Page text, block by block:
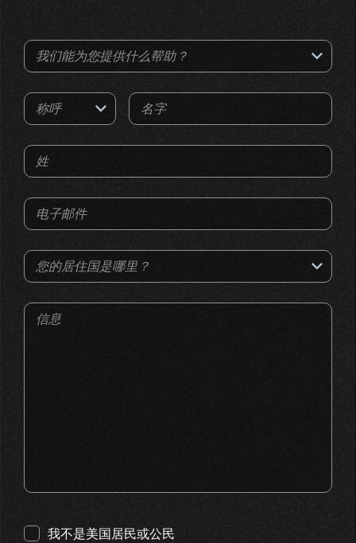
我们能为您提供什么帮助？
称呼 名字
姓
电子邮件
您的居住国是哪里？
信息
我不是美国居民或公民